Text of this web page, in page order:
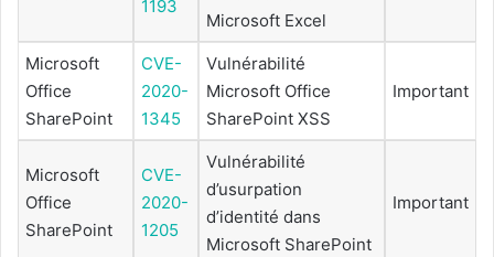
1193
Microsoft Excel
Microsoft
Office
SharePoint
CVE-
2020-
1345
Vulnérabilité
Microsoft Office
SharePoint XSS
Important
Microsoft
Office
SharePoint
CVE-
2020-
1205
Vulnérabilité
d’usurpation
d’identité dans
Microsoft SharePoint
Important